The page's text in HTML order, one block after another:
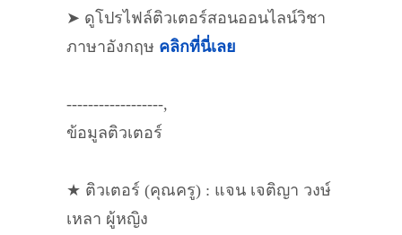
➤ ดูโปรไฟล์ติวเตอร์สอนออนไลน์วิชา
ภาษาอังกฤษ คลิกที่นี่เลย
------------------,
ข้อมูลติวเตอร์
★ ติวเตอร์ (คุณครู) : แจน เจติญา วงษ์
เหลา ผู้หญิง